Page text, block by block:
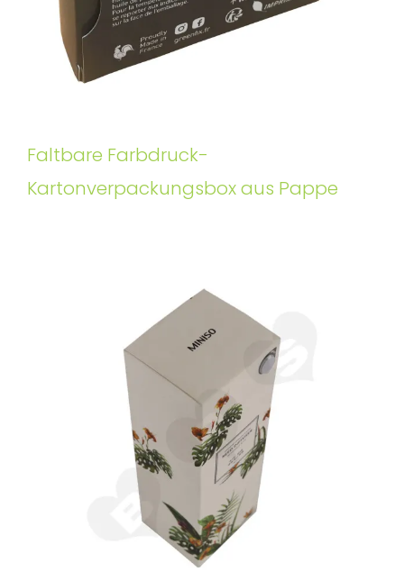
Faltbare Farbdruck-
Kartonverpackungsbox aus Pappe